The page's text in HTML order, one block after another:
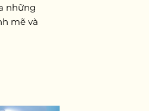
những
mẽ và